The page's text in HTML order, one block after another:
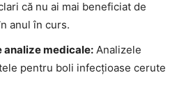
că nu ai mai beneficiat de
anul în curs.
analize medicale: Analizele
pentru boli infecțioase cerute